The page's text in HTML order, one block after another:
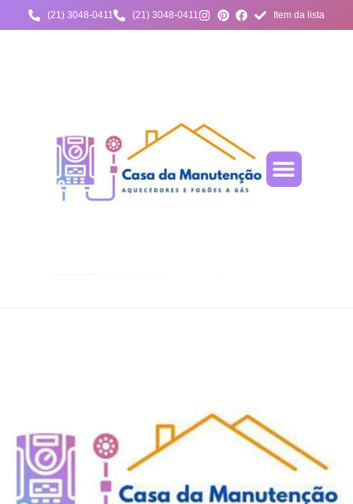
(21) 3048-0411 (21) 3048-0411 Item da lista